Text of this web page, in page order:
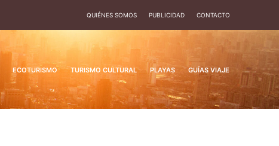
QUIÉNES SOMOS PUBLICIDAD CONTACTO
ECOTURISMO TURISMO CULTURAL PLAYAS GUÍAS VIAJE